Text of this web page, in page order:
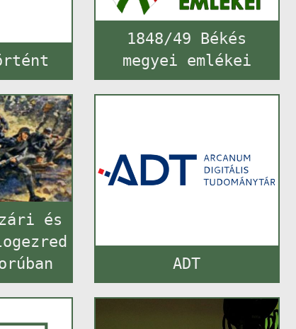
1848/49 Békés
megyei emlékei
és
ADT